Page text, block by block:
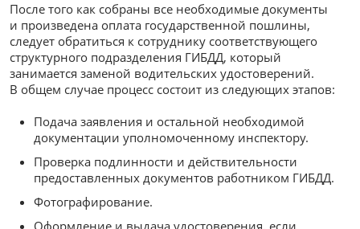
После того как собраны все необходимые документы
и произведена оплата государственной пошлины,
следует обратиться к сотруднику соответствующего
структурного подразделения ГИБДД, который
занимается заменой водительских удостоверений.
В общем случае процесс состоит из следующих этапов:
Подача заявления и остальной необходимой
документации уполномоченному инспектору.
Проверка подлинности и действительности
предоставленных документов работником ГИБДД.
Фотографирование.